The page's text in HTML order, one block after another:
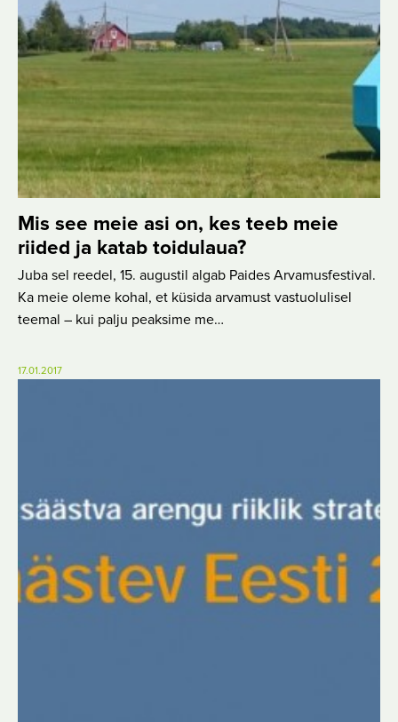
Mis see meie asi on, kes teeb meie
riided ja katab toidulaua?
Juba sel reedel, 15. augustil algab Paides Arvamusfestival.
Ka meie oleme kohal, et küsida arvamust vastuolulisel
teemal – kui palju peaksime me…
17.01.2017